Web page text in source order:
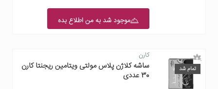
موجود شد به من اطلاع بده
تمام شد
کارن
ساشه کلاژن پلاس مولتی ویتامین ریجنتا کارن
30 عددی